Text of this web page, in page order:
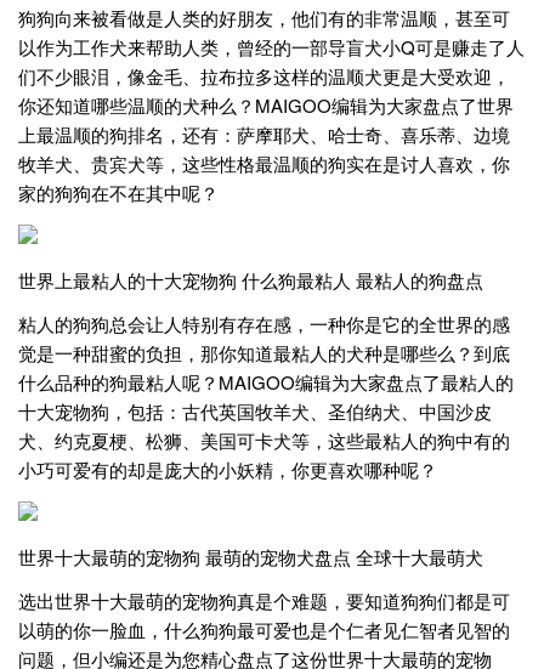
狗狗向来被看做是人类的好朋友，他们有的非常温顺，甚至可
以作为工作犬来帮助人类，曾经的一部导盲犬小Q可是赚走了人
们不少眼泪，像金毛、拉布拉多这样的温顺犬更是大受欢迎，
你还知道哪些温顺的犬种么？MAIGOO编辑为大家盘点了世界
上最温顺的狗排名，还有：萨摩耶犬、哈士奇、喜乐蒂、边境
牧羊犬、贵宾犬等，这些性格最温顺的狗实在是讨人喜欢，你
家的狗狗在不在其中呢？
世界上最粘人的十大宠物狗 什么狗最粘人 最粘人的狗盘点
粘人的狗狗总会让人特别有存在感，一种你是它的全世界的感
觉是一种甜蜜的负担，那你知道最粘人的犬种是哪些么？到底
什么品种的狗最粘人呢？MAIGOO编辑为大家盘点了最粘人的
十大宠物狗，包括：古代英国牧羊犬、圣伯纳犬、中国沙皮
犬、约克夏梗、松狮、美国可卡犬等，这些最粘人的狗中有的
小巧可爱有的却是庞大的小妖精，你更喜欢哪种呢？
世界十大最萌的宠物狗 最萌的宠物犬盘点 全球十大最萌犬
选出世界十大最萌的宠物狗真是个难题，要知道狗狗们都是可
以萌的你一脸血，什么狗狗最可爱也是个仁者见仁智者见智的
问题，但小编还是为您精心盘点了这份世界十大最萌的宠物